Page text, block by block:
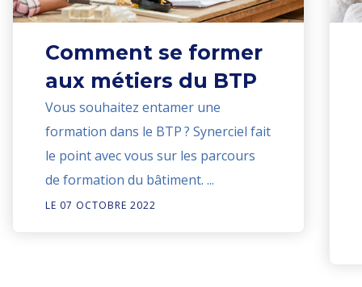
Comment se former
aux métiers du BTP
Vous souhaitez entamer une
formation dans le BTP ? Synerciel fait
le point avec vous sur les parcours
de formation du bâtiment. ...
LE 07 OCTOBRE 2022